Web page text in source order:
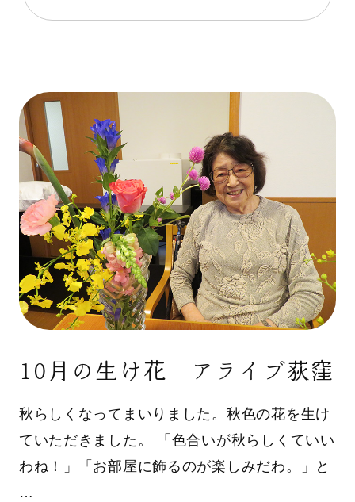
10月の生け花 アライブ荻窪
秋らしくなってまいりました。秋色の花を生け
ていただきました。 「色合いが秋らしくていい
わね！」「お部屋に飾るのが楽しみだわ。」と
…